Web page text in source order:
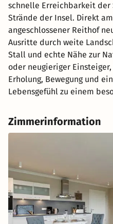
schnelle Erreichbarkeit der
Strände der Insel. Direkt
angeschlossener Reithof
Ausritte durch weite
Stall und echte Nähe zur
oder neugieriger
Erholung, Bewegung und
Lebensgefühl zu einem
Zimmerinformation